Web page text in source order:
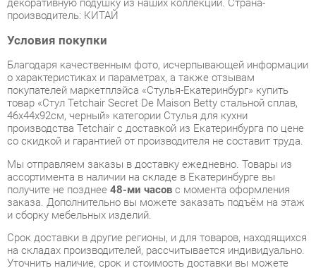
Благодаря качественным фото, исчерпывающей информации
о характеристиках и параметрах, а также отзывам
покупателей маркетплэйса «Стулья-Екатеринбург» купить
товар «Стул Tetchair Secret De Maison Betty стальной сплав,
46х44х92см, черный» категории Стулья для кухни
производства Tetchair с доставкой из Екатеринбурга по цене
со скидкой и гарантией от производителя не составит труда.
Мы отправляем заказы в доставку ежедневно. Товары из
ассортимента в наличии на складе в Екатеринбурге вы
получите не позднее48-ми часовс момента оформления
заказа. Дополнительно вы можете заказать подъём на этаж
Срок доставки в другие регионы, и для товаров, находящихся
на складах производителей, рассчитывается индивидуально.
Уточнить наличие, срок и стоимость доставки вы можете
через формуобратной связи.
В любой момент до передачи заказа в доставку, а также в
течение 7-ми дней после получения заказа вы можете
изменить выборили принять решение об отказе от покупки.